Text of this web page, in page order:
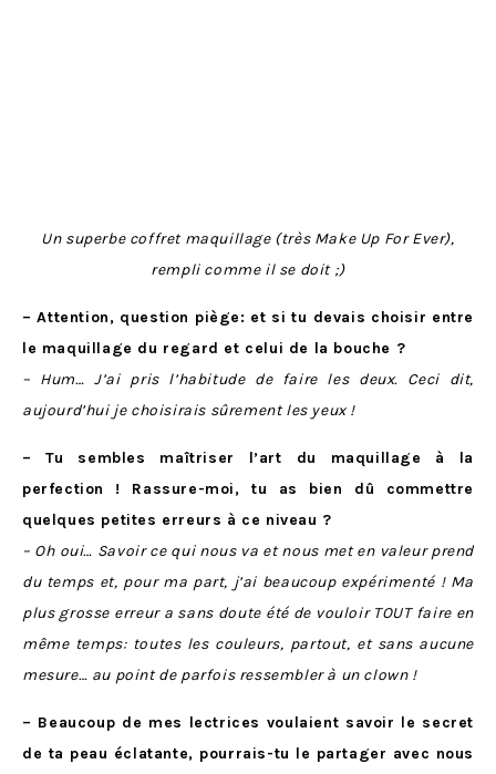
Un superbe coffret maquillage (très Make Up For Ever),
rempli comme il se doit ;)
– Attention, question piège: et si tu devais choisir entre
le maquillage du regard et celui de la bouche ?
– Hum… J’ai pris l’habitude de faire les deux. Ceci dit,
aujourd’hui je choisirais sûrement les yeux !
– Tu sembles maîtriser l’art du maquillage à la
perfection ! Rassure-moi, tu as bien dû commettre
quelques petites erreurs à ce niveau ?
– Oh oui… Savoir ce qui nous va et nous met en valeur prend
du temps et, pour ma part, j’ai beaucoup expérimenté ! Ma
plus grosse erreur a sans doute été de vouloir TOUT faire en
même temps: toutes les couleurs, partout, et sans aucune
mesure… au point de parfois ressembler à un clown !
– Beaucoup de mes lectrices voulaient savoir le secret
de ta peau éclatante, pourrais-tu le partager avec nous